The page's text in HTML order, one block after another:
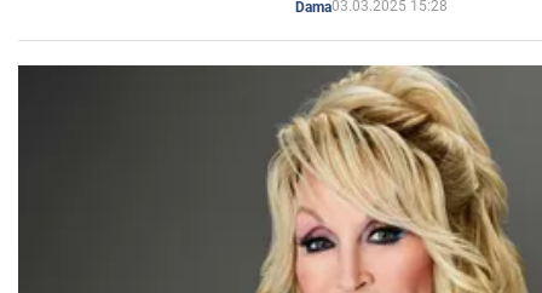
Dama03.03.2025 15:28